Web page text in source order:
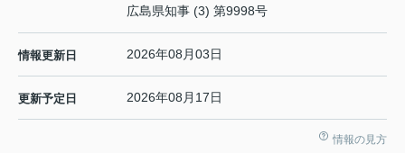
広島県知事 (3) 第9998号
情報更新日 2026年08月03日
更新予定日 2026年08月17日
情報の見方